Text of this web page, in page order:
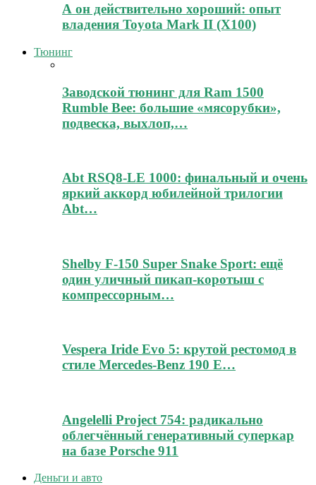
А он действительно хороший: опыт
владения Toyota Mark II (Х100)
Тюнинг
Заводской тюнинг для Ram 1500
Rumble Bee: большие «мясорубки»,
подвеска, выхлоп,…
Abt RSQ8-LE 1000: финальный и очень
яркий аккорд юбилейной трилогии
Abt…
Shelby F-150 Super Snake Sport: ещё
один уличный пикап-коротыш с
компрессорным…
Vespera Iride Evo 5: крутой рестомод в
стиле Mercedes-Benz 190 E…
Angelelli Project 754: радикально
облегчённый генеративный суперкар
на базе Porsche 911
Деньги и авто